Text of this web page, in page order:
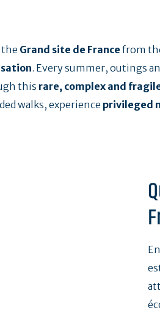
the Grand site de France from
. Every summer, outings
this rare, complex and
walks, experience privileged